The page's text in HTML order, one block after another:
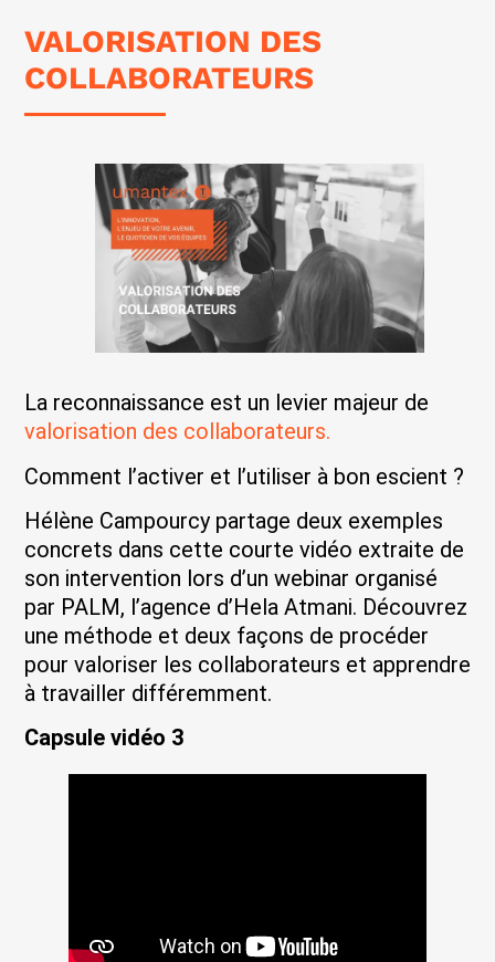
VALORISATION DES
COLLABORATEURS
La reconnaissance est un levier majeur de
valorisation des collaborateurs.
Comment l’activer et l’utiliser à bon escient ?
Hélène Campourcy partage deux exemples
concrets dans cette courte vidéo extraite de
son intervention lors d’un webinar organisé
par PALM, l’agence d’Hela Atmani. Découvrez
une méthode et deux façons de procéder
pour valoriser les collaborateurs et apprendre
à travailler différemment.
Capsule vidéo 3